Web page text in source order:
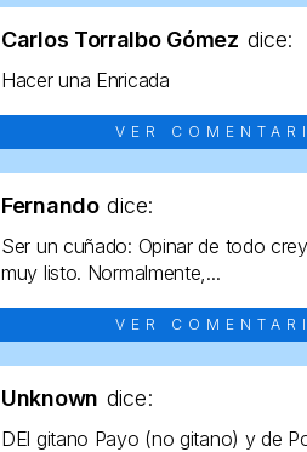
Carlos Torralbo Gómez dice:
Hacer una Enricada
VER
Fernando dice:
Ser un cuñado: Opinar de todo
muy listo. Normalmente,...
VER
Unknown dice:
DEl gitano Payo (no gitano) y de